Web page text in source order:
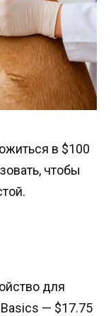
в $100
чтобы
для
— $17.75